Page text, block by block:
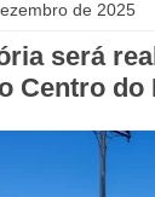
de 2025
será
Centro do